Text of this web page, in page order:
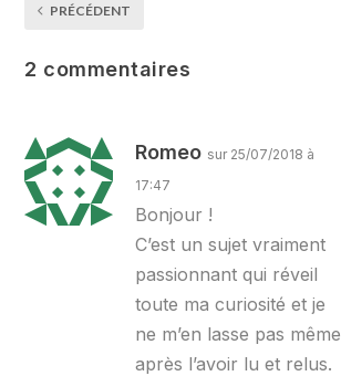
PRÉCÉDENT
2 commentaires
Romeo sur 25/07/2018 à
17:47
Bonjour !
C’est un sujet vraiment
passionnant qui réveil
toute ma curiosité et je
ne m’en lasse pas même
après l’avoir lu et relus.